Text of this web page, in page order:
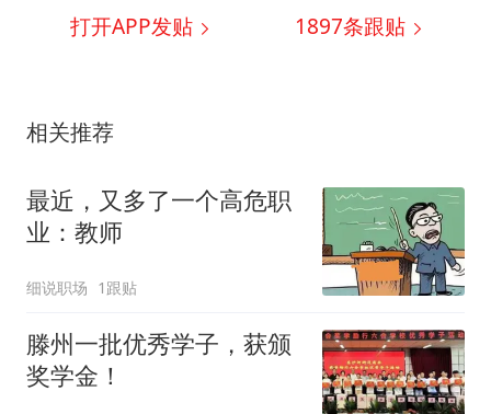
打开APP发贴 1897条跟贴
相关推荐
最近，又多了一个高危职
业：教师
细说职场 1跟贴
滕州一批优秀学子，获颁
奖学金！